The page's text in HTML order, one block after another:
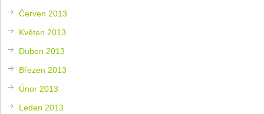
Červen 2013
Květen 2013
Duben 2013
Březen 2013
Únor 2013
Leden 2013